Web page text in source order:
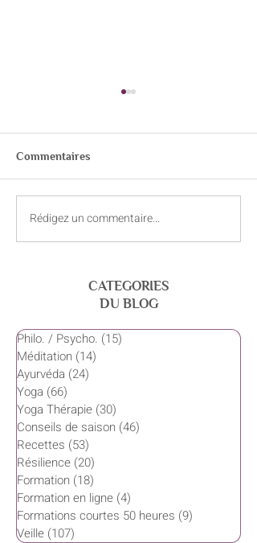
L’ayurvéda et la douleur
Commentaires
Rédigez un commentaire...
CATEGORIES
DU BLOG
Philo. / Psycho. (15)
Méditation (14)
Ayurvéda (24)
Yoga (66)
Yoga Thérapie (30)
Conseils de saison (46)
Recettes (53)
Résilience (20)
Formation (18)
Formation en ligne (4)
Formations courtes 50 heures (9)
Veille (107)